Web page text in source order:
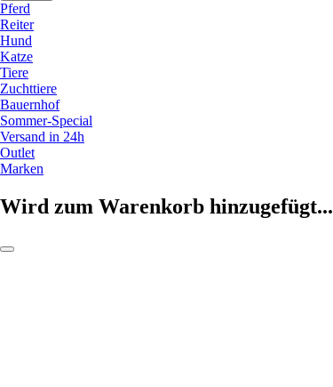
Pferd
Reiter
Hund
Katze
Tiere
Zuchttiere
Bauernhof
Sommer-Special
Versand in 24h
Outlet
Marken
Wird zum Warenkorb hinzugefügt...